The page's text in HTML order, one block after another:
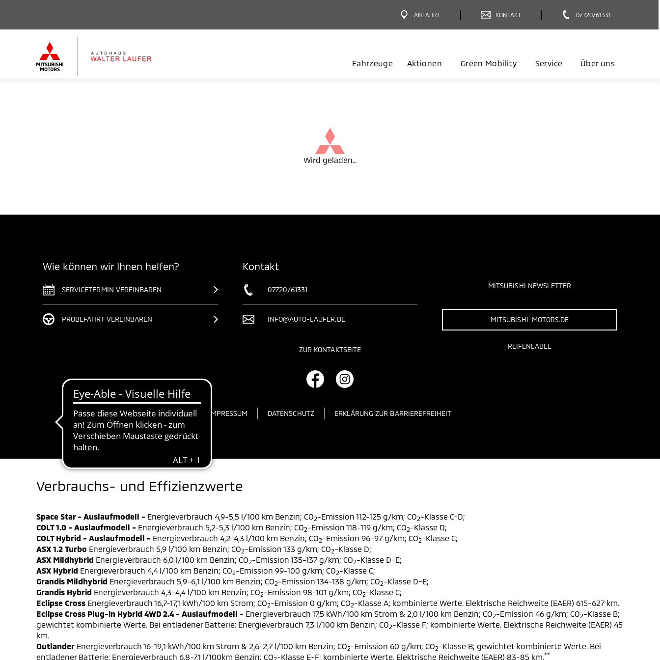
ANFAHRT KONTAKT 07720/61331
Fahrzeuge Aktionen Green Mobility Service Über uns
Wird geladen…
Wie können wir Ihnen helfen?
SERVICETERMIN VEREINBAREN
PROBEFAHRT VEREINBAREN
Kontakt
07720/61331
INFO@AUTO-LAUFER.DE
ZUR KONTAKTSEITE
MITSUBISHI NEWSLETTER
MITSUBISHI-MOTORS.DE
REIFENLABEL
IMPRESSUM DATENSCHUTZ ERKLÄRUNG ZUR BARRIEREFREIHEIT
Verbrauchs- und Effizienzwerte
Space Star - Auslaufmodell - Energieverbrauch 4,9-5,5 l/100 km Benzin; CO2-Emission 112-125 g/km; CO2-Klasse C-D;
COLT 1.0 - Auslaufmodell - Energieverbrauch 5,2-5,3 l/100 km Benzin; CO2-Emission 118-119 g/km; CO2-Klasse D;
COLT Hybrid - Auslaufmodell - Energieverbrauch 4,2-4,3 l/100 km Benzin; CO2-Emission 96-97 g/km; CO2-Klasse C;
ASX 1.2 Turbo Energieverbrauch 5,9 l/100 km Benzin; CO2-Emission 133 g/km; CO2-Klasse D;
ASX Mildhybrid Energieverbrauch 6,0 l/100 km Benzin; CO2-Emission 135-137 g/km; CO2-Klasse D-E;
ASX Hybrid Energieverbrauch 4,4 l/100 km Benzin; CO2-Emission 99-100 g/km; CO2-Klasse C;
Grandis Mildhybrid Energieverbrauch 5,9-6,1 l/100 km Benzin; CO2-Emission 134-138 g/km; CO2-Klasse D-E;
Grandis Hybrid Energieverbrauch 4,3-4,4 l/100 km Benzin; CO2-Emission 98-101 g/km; CO2-Klasse C;
Eclipse Cross Energieverbrauch 16,7-17,1 kWh/100 km Strom; CO2-Emission 0 g/km; CO2-Klasse A; kombinierte Werte. Elektrische Reichweite (EAER) 615-627 km.
Eclipse Cross Plug-in Hybrid 4WD 2.4 - Auslaufmodell - Energieverbrauch 17,5 kWh/100 km Strom & 2,0 l/100 km Benzin; CO2-Emission 46 g/km; CO2-Klasse B;
gewichtet kombinierte Werte. Bei entladener Batterie: Energieverbrauch 7,3 l/100 km Benzin; CO2-Klasse F; kombinierte Werte. Elektrische Reichweite (EAER) 45
km.
Outlander Energieverbrauch 16-19,1 kWh/100 km Strom & 2,6-2,7 l/100 km Benzin; CO2-Emission 60 g/km; CO2-Klasse B; gewichtet kombinierte Werte. Bei
entladener Batterie: Energieverbrauch 6,8-7,1 l/100km Benzin; CO -Klasse E-F; kombinierte Werte. Elektrische Reichweite (EAER) 83-85 km.**